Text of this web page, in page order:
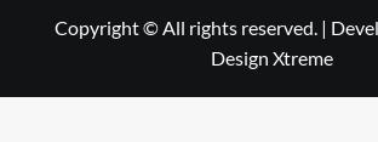
Copyright © All rights reserved. |
Design Xtreme